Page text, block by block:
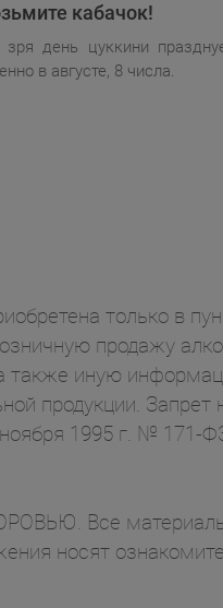
кабачок!
день цуккини
в августе, 8 числа.
только в
продажу
также иную
продукции.
1995 г. № 171-
Все материалы,
носят